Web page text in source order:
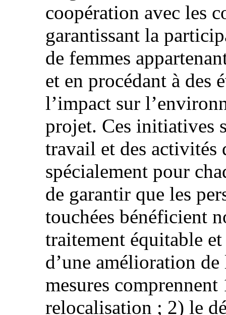
coopération avec les
garantissant la
de femmes
et en procédant à des
l’impact sur
projet. Ces initiatives
travail et des activités
spécialement pour
de garantir que les
touchées bénéficient
traitement équitable
d’une amélioration
mesures
relocalisation ; 2) le